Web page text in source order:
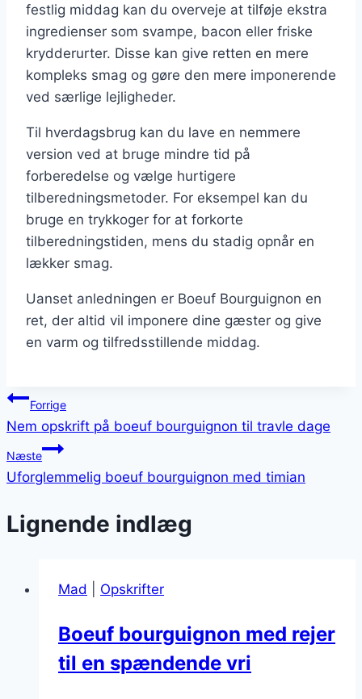
festlig middag kan du overveje at tilføje ekstra
ingredienser som svampe, bacon eller friske
krydderurter. Disse kan give retten en mere
kompleks smag og gøre den mere imponerende
ved særlige lejligheder.
Til hverdagsbrug kan du lave en nemmere
version ved at bruge mindre tid på
forberedelse og vælge hurtigere
tilberedningsmetoder. For eksempel kan du
bruge en trykkoger for at forkorte
tilberedningstiden, mens du stadig opnår en
lækker smag.
Uanset anledningen er Boeuf Bourguignon en
ret, der altid vil imponere dine gæster og give
en varm og tilfredsstillende middag.
Indlægsnavigation
Forrige
Nem opskrift på boeuf bourguignon til travle dage
Næste
Uforglemmelig boeuf bourguignon med timian
Lignende indlæg
Mad Opskrifter
Boeuf bourguignon med rejer
til en spændende vri